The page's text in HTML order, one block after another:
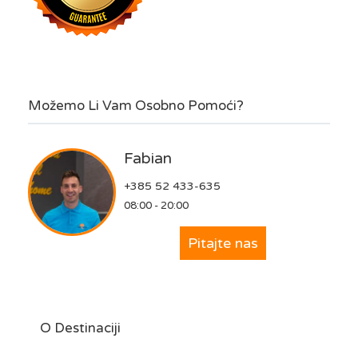
Možemo Li Vam Osobno Pomoći?
Fabian
+385 52 433-635
08:00 - 20:00
Pitajte nas
O Destinaciji